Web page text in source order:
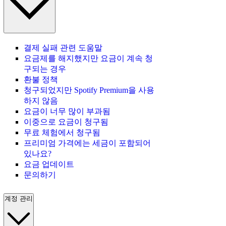
결제 실패 관련 도움말
요금제를 해지했지만 요금이 계속 청
구되는 경우
환불 정책
청구되었지만 Spotify Premium을 사용
하지 않음
요금이 너무 많이 부과됨
이중으로 요금이 청구됨
무료 체험에서 청구됨
프리미엄 가격에는 세금이 포함되어
있나요?
요금 업데이트
문의하기
계정 관리